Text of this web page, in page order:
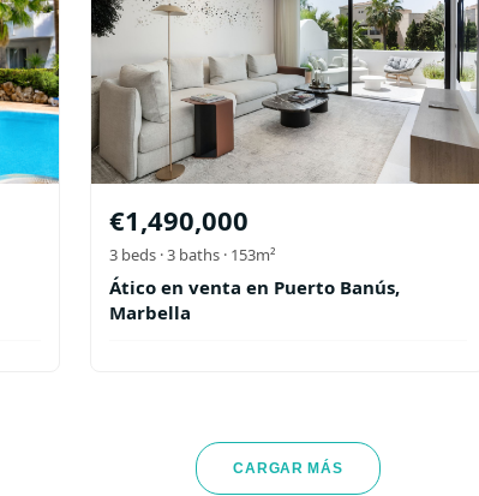
€1,490,000
3 beds ·3 baths · 153m²
Ático en venta en Puerto Banús,
Marbella
CARGAR MÁS